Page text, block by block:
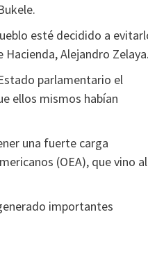
esté decidido a
Alejandro Zelaya.
parlamentario el
ellos mismos habían
una fuerte carga
(OEA), que vino al
importantes